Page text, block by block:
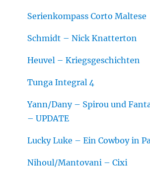
Serienkompass Corto Maltese
Schmidt – Nick Knatterton
Heuvel – Kriegsgeschichten
Tunga Integral 4
Yann/Dany – Spirou und
– UPDATE
Lucky Luke – Ein Cowboy in
Nihoul/Mantovani – Cixi